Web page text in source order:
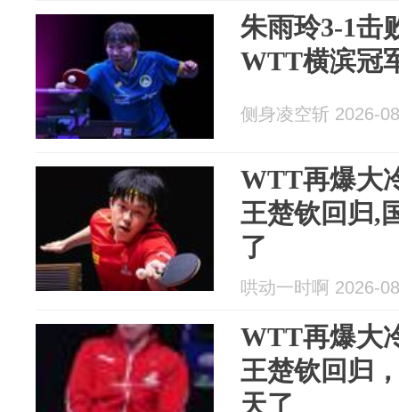
朱雨玲3-1击
WTT横滨冠
侧身凌空斩 2026-
WTT再爆大
王楚钦回归,
了
哄动一时啊 2026-
WTT再爆大
王楚钦回归
天了